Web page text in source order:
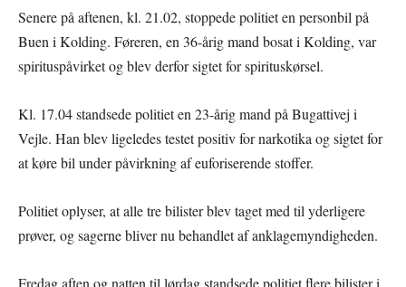
Senere på aftenen, kl. 21.02, stoppede politiet en personbil på
Buen i Kolding. Føreren, en 36-årig mand bosat i Kolding, var
spirituspåvirket og blev derfor sigtet for spirituskørsel.
Kl. 17.04 standsede politiet en 23-årig mand på Bugattivej i
Vejle. Han blev ligeledes testet positiv for narkotika og sigtet for
at køre bil under påvirkning af euforiserende stoffer.
Politiet oplyser, at alle tre bilister blev taget med til yderligere
prøver, og sagerne bliver nu behandlet af anklagemyndigheden.
Fredag aften og natten til lørdag standsede politiet flere bilister i